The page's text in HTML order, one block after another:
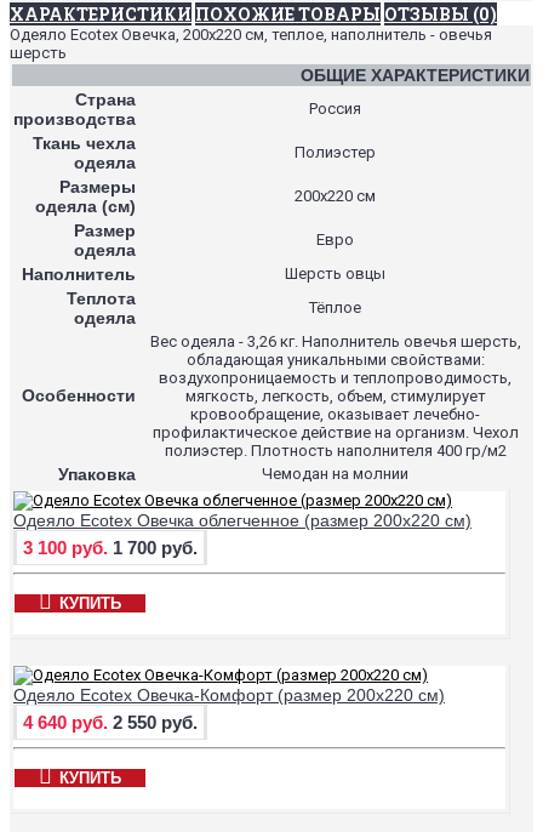
ХАРАКТЕРИСТИКИ ПОХОЖИЕ ТОВАРЫ ОТЗЫВЫ (0)
Одеяло Ecotex Овечка, 200х220 см, теплое, наполнитель - овечья
шерсть
ОБЩИЕ ХАРАКТЕРИСТИКИ
Страна
производства
Россия
Ткань чехла
одеяла
Полиэстер
Размеры
одеяла (см)
200х220 см
Размер
одеяла
Евро
Наполнитель Шерсть овцы
Теплота
одеяла
Тёплое
Особенности
Вес одеяла - 3,26 кг. Наполнитель овечья шерсть,
обладающая уникальными свойствами:
воздухопроницаемость и теплопроводимость,
мягкость, легкость, объем, стимулирует
кровообращение, оказывает лечебно-
профилактическое действие на организм. Чехол
полиэстер. Плотность наполнителя 400 гр/м2
Упаковка Чемодан на молнии
Одеяло Ecotex Овечка облегченное (размер 200х220 см)
3 100 руб. 1 700 руб.
КУПИТЬ
Одеяло Ecotex Овечка-Комфорт (размер 200х220 см)
4 640 руб. 2 550 руб.
КУПИТЬ